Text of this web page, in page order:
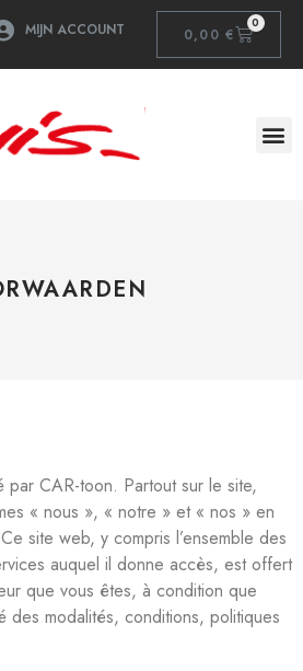
MIJN ACCOUNT 0,00€
0
CAR-toon. Partout sur le site,
« nous », « notre » et « nos » en
site web, y compris l’ensemble des
auquel il donne accès, est offert
que vous êtes, à condition que
des modalités, conditions, politiques